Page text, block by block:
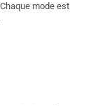
mode est